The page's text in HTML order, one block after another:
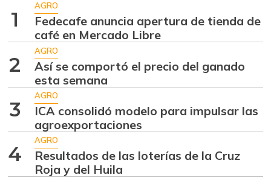
07/25/2026 -6,69%
Ajo
07/25/2026
$ 5.667,00
-0,72%
Ají dulce
01/17/2015
$ 3.750,00
Ají topito dulce
07/25/2026
Alas de pollo sin
1
AGRO
Fedecafe anuncia apertura de tienda de
café en Mercado Libre
2
AGRO
Así se comportó el precio del ganado
esta semana
3
AGRO
ICA consolidó modelo para impulsar las
agroexportaciones
4
AGRO
Resultados de las loterías de la Cruz
Roja y del Huila